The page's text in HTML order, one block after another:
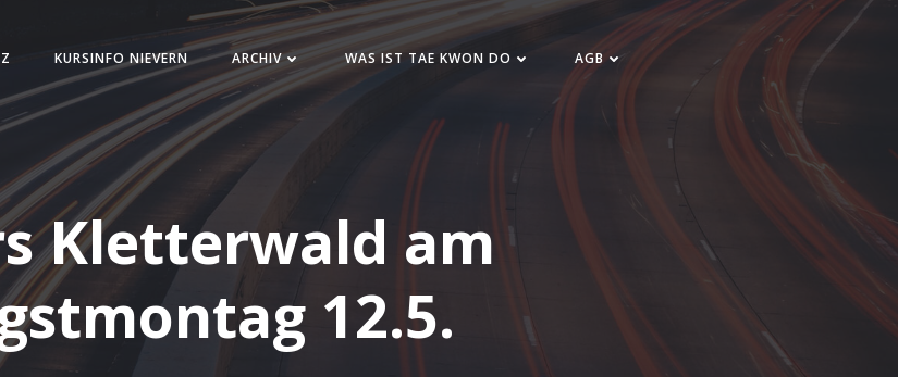
KURSINFO NIEVERN ARCHIV WAS IST TAE KWON DO AGB
Kletterwald am
12.5.